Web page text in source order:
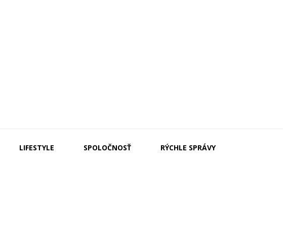
LIFESTYLE SPOLOČNOSŤ RÝCHLE SPRÁVY